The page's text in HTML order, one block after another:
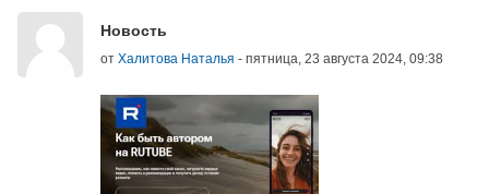
Новость
от Халитова Наталья - пятница, 23 августа 2024, 09:38
Количество ответов: 0